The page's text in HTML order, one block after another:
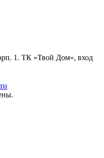
1. ТК «Твой Дом», вход